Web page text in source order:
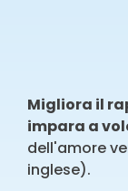
Migliora il
impara a
dell'amore
inglese).